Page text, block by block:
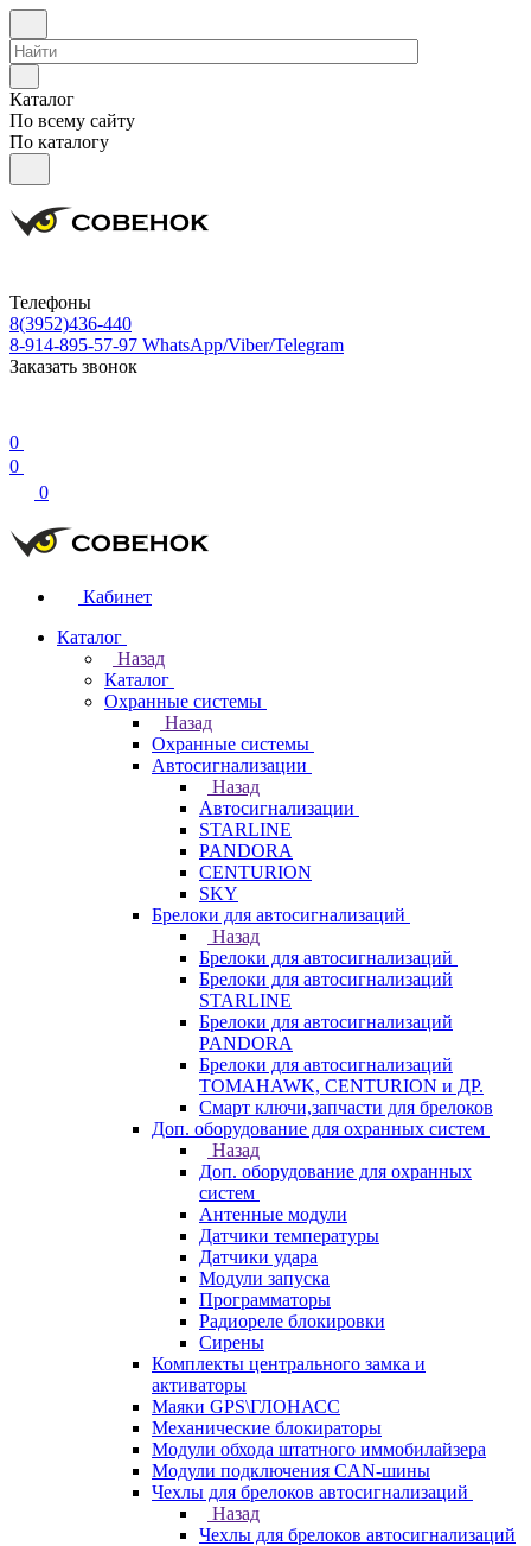
Каталог
По всему сайту
По каталогу
Телефоны
8(3952)436-440
8-914-895-57-97 WhatsApp/Viber/Telegram
Заказать звонок
0
0
0
Кабинет
Каталог
Назад
Каталог
Охранные системы
Назад
Охранные системы
Автосигнализации
Назад
Автосигнализации
STARLINE
PANDORA
CENTURION
SKY
Брелоки для автосигнализаций
Назад
Брелоки для автосигнализаций
Брелоки для автосигнализаций
STARLINE
Брелоки для автосигнализаций
PANDORA
Брелоки для автосигнализаций
TOMAHAWK, CENTURION и ДР.
Смарт ключи,запчасти для брелоков
Доп. оборудование для охранных систем
Назад
Доп. оборудование для охранных
систем
Антенные модули
Датчики температуры
Датчики удара
Модули запуска
Программаторы
Радиореле блокировки
Сирены
Комплекты центрального замка и
активаторы
Маяки GPS\ГЛОНАСС
Механические блокираторы
Модули обхода штатного иммобилайзера
Модули подключения CAN-шины
Чехлы для брелоков автосигнализаций
Назад
Чехлы для брелоков автосигнализаций